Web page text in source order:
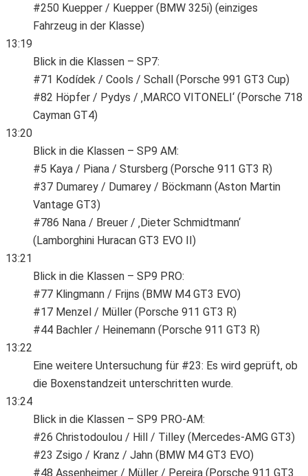
#250 Kuepper / Kuepper (BMW 325i) (einziges
Fahrzeug in der Klasse)
13:19
Blick in die Klassen – SP7:
#71 Kodídek / Cools / Schall (Porsche 991 GT3 Cup)
#82 Höpfer / Pydys / ‚MARCO VITONELI‘ (Porsche 718
Cayman GT4)
13:20
Blick in die Klassen – SP9 AM:
#5 Kaya / Piana / Stursberg (Porsche 911 GT3 R)
#37 Dumarey / Dumarey / Böckmann (Aston Martin
Vantage GT3)
#786 Nana / Breuer / ‚Dieter Schmidtmann‘
(Lamborghini Huracan GT3 EVO II)
13:21
Blick in die Klassen – SP9 PRO:
#77 Klingmann / Frijns (BMW M4 GT3 EVO)
#17 Menzel / Müller (Porsche 911 GT3 R)
#44 Bachler / Heinemann (Porsche 911 GT3 R)
13:22
Eine weitere Untersuchung für #23: Es wird geprüft, ob
die Boxenstandzeit unterschritten wurde.
13:24
Blick in die Klassen – SP9 PRO-AM:
#26 Christodoulou / Hill / Tilley (Mercedes-AMG GT3)
#23 Zsigo / Kranz / Jahn (BMW M4 GT3 EVO)
#48 Assenheimer / Müller / Pereira (Porsche 911 GT3